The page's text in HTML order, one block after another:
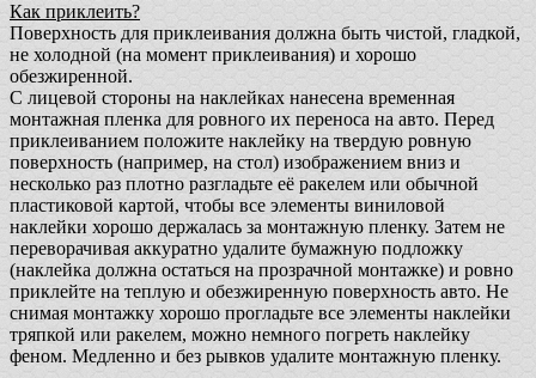
Как приклеить?
Поверхность для приклеивания должна быть чистой, гладкой,
не холодной (на момент приклеивания) и хорошо
обезжиренной.
С лицевой стороны на наклейках нанесена временная
монтажная пленка для ровного их переноса на авто. Перед
приклеиванием положите наклейку на твердую ровную
поверхность (например, на стол) изображением вниз и
несколько раз плотно разгладьте её ракелем или обычной
пластиковой картой, чтобы все элементы виниловой
наклейки хорошо держалась за монтажную пленку. Затем не
переворачивая аккуратно удалите бумажную подложку
(наклейка должна остаться на прозрачной монтажке) и ровно
приклейте на теплую и обезжиренную поверхность авто. Не
снимая монтажку хорошо прогладьте все элементы наклейки
тряпкой или ракелем, можно немного погреть наклейку
феном. Медленно и без рывков удалите монтажную пленку.